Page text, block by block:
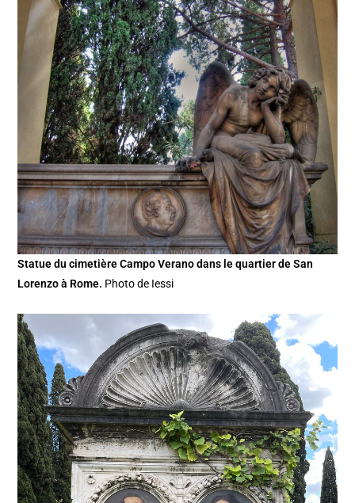
Statue du cimetière Campo Verano dans le quartier de San
Lorenzo à Rome. Photo de Iessi